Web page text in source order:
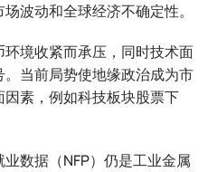
波动和全球经济不确定性。
境收紧而承压，同时技术面
当前局势使地缘政治成为市
素，例如科技板块股票下
数据（NFP）仍是工业金属